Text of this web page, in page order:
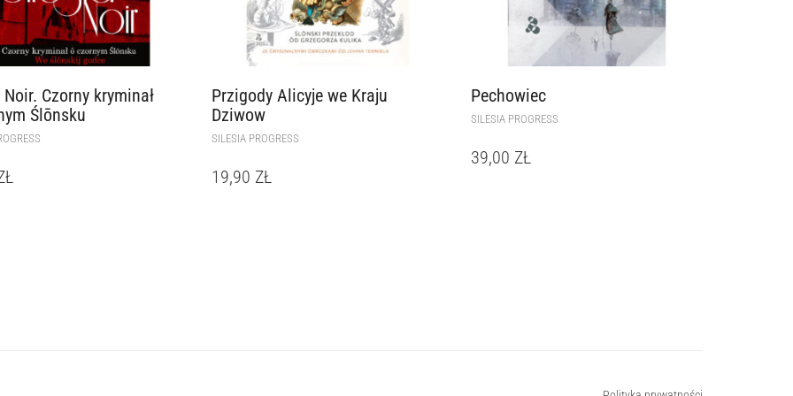
Czorny kryminał
Ślōnsku
Przigody Alicyje we Kraju
Dziwow
SILESIA PROGRESS
19,90 ZŁ
Pechowiec
SILESIA PROGRESS
39,00 ZŁ